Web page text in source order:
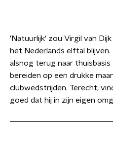
'Natuurlijk' zou Virgil van
het Nederlands elftal
alsnog terug naar
bereiden op een drukke
clubwedstrijden. Terecht,
goed dat hij in zijn eigen